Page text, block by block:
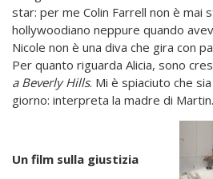
star: per me Colin Farrell non è mai
hollywoodiano neppure quando
Nicole non è una diva che gira con
Per quanto riguarda Alicia, sono
a Beverly Hills. Mi è spiaciuto che
giorno: interpreta la madre di Martin.
Un film sulla giustizia